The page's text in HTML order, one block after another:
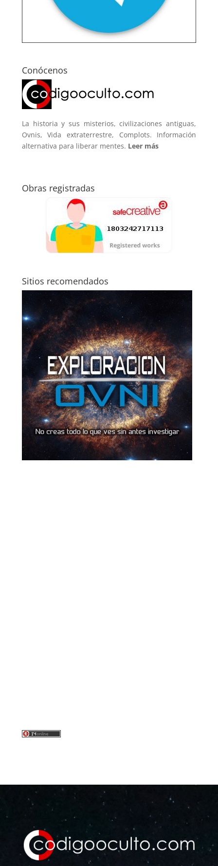
Conócenos
La historia y sus misterios, civilizaciones antiguas,
Ovnis, Vida extraterrestre, Complots. Información
alternativa para liberar mentes. Leer más
Obras registradas
Sitios recomendados